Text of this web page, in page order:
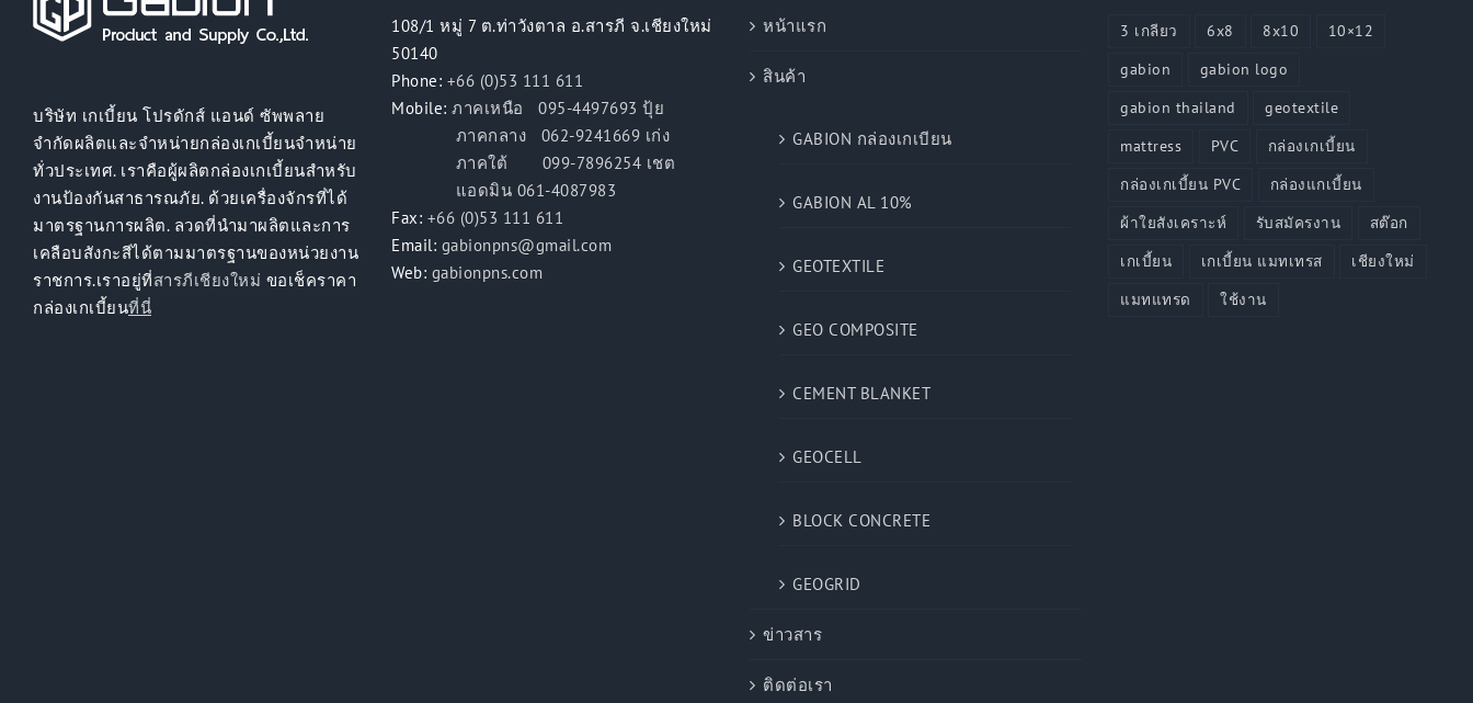
บริษัท เกเบี้ยน โปรดักส์ แอนด์ ซัพพลาย
จำกัดผลิตและจำหน่ายกล่องเกเบี้ยนจำหน่าย
ทั่วประเทศ. เราคือผู้ผลิตกล่องเกเบี้ยนสำหรับ
งานป้องกันสาธารณภัย. ด้วยเครื่องจักรที่ได้
มาตรฐานการผลิต. ลวดที่นำมาผลิตและการ
เคลือบสังกะสีได้ตามมาตรฐานของหน่วยงาน
ราชการ.เราอยู่ที่สารภีเชียงใหม่ ขอเช็คราคา
กล่องเกเบี้ยนที่นี่
108/1 หมู่ 7 ต.ท่าวังตาล อ.สารภี จ.เชียงใหม่
50140
Phone: +66 (0)53 111 611
Mobile: ภาคเหนือ 095-4497693 ปุ้ย
ภาคกลาง 062-9241669 เก่ง
ภาคใต้ 099-7896254 เชต
แอดมิน 061-4087983
Fax: +66 (0)53 111 611
Email: gabionpns@gmail.com
Web: gabionpns.com
หน้าแรก
สินค้า
GABION กล่องเกเบียน
GABION AL 10%
GEOTEXTILE
GEO COMPOSITE
CEMENT BLANKET
GEOCELL
BLOCK CONCRETE
GEOGRID
ข่าวสาร
ติดต่อเรา
3 เกลียว 6x8 8x10
10×12
gabion
gabion logo
gabion thailand
geotextile
mattress
PVC
กล่องเกเบี้ยน
กล่องเกเบี้ยน PVC
กล่องแกเบี้ยน
ผ้าใยสังเคราะห์
รับสมัครงาน
สต๊อก
เกเบี้ยน
เกเบี้ยน แมทเทรส
เชียงใหม่
แมทแทรด
ใช้งาน